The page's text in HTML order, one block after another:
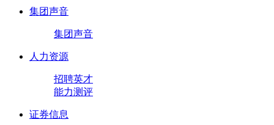
集团声音
集团声音
人力资源
招聘英才
能力测评
证券信息